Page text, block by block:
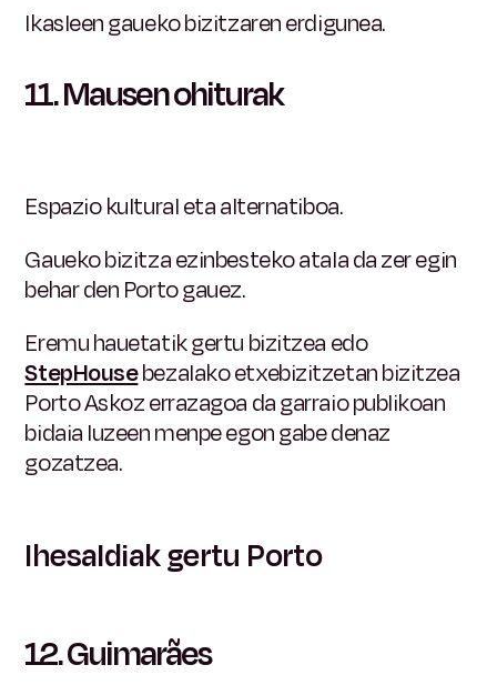
Ikasleen gaueko bizitzaren erdigunea.
11. Mausen ohiturak
Espazio kultural eta alternatiboa.
Gaueko bizitza ezinbesteko atala da zer egin
behar den Porto gauez.
Eremu hauetatik gertu bizitzea edo
StepHousebezalako etxebizitzetan bizitzea
Porto Askoz errazagoa da garraio publikoan
bidaia luzeen menpe egon gabe denaz
gozatzea.
Ihesaldiak gertu Porto
12.Guimarães